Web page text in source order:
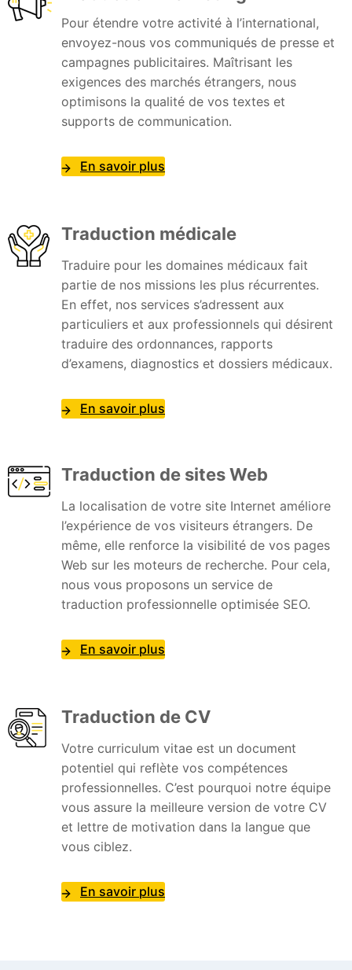
Pour étendre votre activité à l’international,
envoyez-nous vos communiqués de presse et
campagnes publicitaires. Maîtrisant les
exigences des marchés étrangers, nous
optimisons la qualité de vos textes et
supports de communication.
En savoir plus
Traduction médicale
Traduire pour les domaines médicaux fait
partie de nos missions les plus récurrentes.
En effet, nos services s’adressent aux
particuliers et aux professionnels qui désirent
traduire des ordonnances, rapports
d’examens, diagnostics et dossiers médicaux.
En savoir plus
Traduction de sites Web
La localisation de votre site Internet améliore
l’expérience de vos visiteurs étrangers. De
même, elle renforce la visibilité de vos pages
Web sur les moteurs de recherche. Pour cela,
nous vous proposons un service de
traduction professionnelle optimisée SEO.
En savoir plus
Traduction de CV
Votre curriculum vitae est un document
potentiel qui reflète vos compétences
professionnelles. C’est pourquoi notre équipe
vous assure la meilleure version de votre CV
et lettre de motivation dans la langue que
vous ciblez.
En savoir plus